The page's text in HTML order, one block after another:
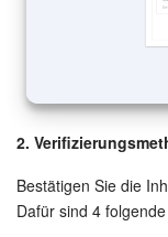
Websites
2.
Bestätigen Sie die
Dafür sind 4